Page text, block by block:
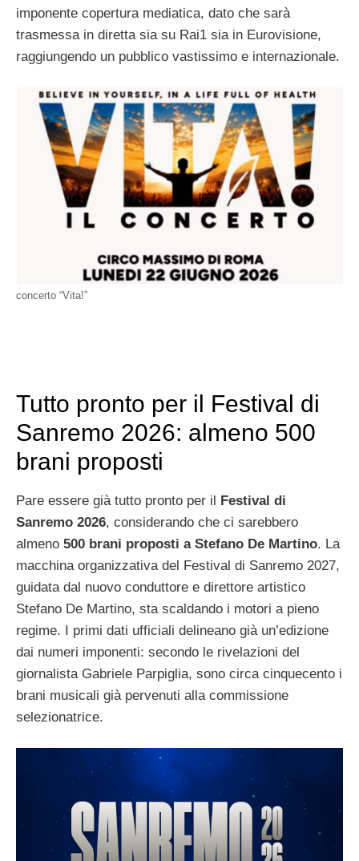
imponente copertura mediatica, dato che sarà
trasmessa in diretta sia su Rai1 sia in Eurovisione,
raggiungendo un pubblico vastissimo e internazionale.
concerto “Vita!”
Tutto pronto per il Festival di
Sanremo 2026: almeno 500
brani proposti
Pare essere già tutto pronto per il Festival di
Sanremo 2026, considerando che ci sarebbero
almeno 500 brani proposti a Stefano De Martino. La
macchina organizzativa del Festival di Sanremo 2027,
guidata dal nuovo conduttore e direttore artistico
Stefano De Martino, sta scaldando i motori a pieno
regime. I primi dati ufficiali delineano già un’edizione
dai numeri imponenti: secondo le rivelazioni del
giornalista Gabriele Parpiglia, sono circa cinquecento i
brani musicali già pervenuti alla commissione
selezionatrice.